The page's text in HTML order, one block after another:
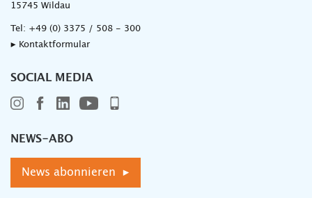
15745 Wildau
Tel: +49 (0) 3375 / 508 - 300
▸ Kontaktformular
SOCIAL MEDIA
NEWS-ABO
News abonnieren ▸